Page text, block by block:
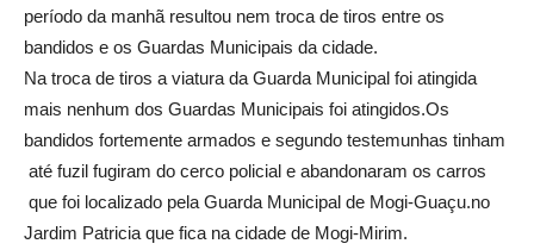
período da manhã resultou nem troca de tiros entre os
bandidos e os Guardas Municipais da cidade.
Na troca de tiros a viatura da Guarda Municipal foi atingida
mais nenhum dos Guardas Municipais foi atingidos.Os
bandidos fortemente armados e segundo testemunhas tinham
até fuzil fugiram do cerco policial e abandonaram os carros
que foi localizado pela Guarda Municipal de Mogi-Guaçu.no
Jardim Patricia que fica na cidade de Mogi-Mirim.